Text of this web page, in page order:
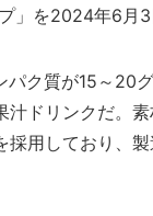
」を2024年6月3
ク質が15～20グ
汁ドリンクだ。
採用しており、